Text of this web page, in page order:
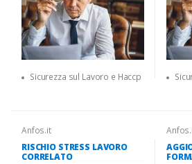
Sicurezza sul Lavoro e Haccp
Anfos.it
RISCHIO STRESS LAVORO
CORRELATO